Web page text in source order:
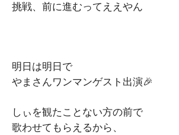
挑戦、前に進むってええやん
明日は明日で
やまさんワンマンゲスト出演🎉
しぃを観たことない方の前で
歌わせてもらえるから、